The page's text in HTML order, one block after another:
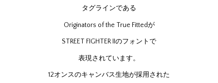
タグラインである
Originators of the True Fittedが
STREET FIGHTER IIのフォントで
表現されています。
12オンスのキャンバス生地が採用された